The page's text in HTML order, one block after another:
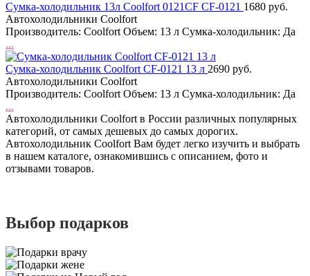
Сумка-холодильник 13л Coolfort 0121СF CF-0121 1680 руб.
Автохолодильники Coolfort
Производитель: Coolfort Объем: 13 л Сумка-холодильник: Да
...
Сумка-холодильник Coolfort CF-0121 13 л 2690 руб.
Автохолодильники Coolfort
Производитель: Coolfort Объем: 13 л Сумка-холодильник: Да
...
Автохолодильники Coolfort в России различных популярных
категорий, от самых дешевых до самых дорогих.
Автохолодильник Coolfort Вам будет легко изучить и выбрать
в нашем каталоге, ознакомившись с описанием, фото и
отзывами товаров.
Выбор подарков